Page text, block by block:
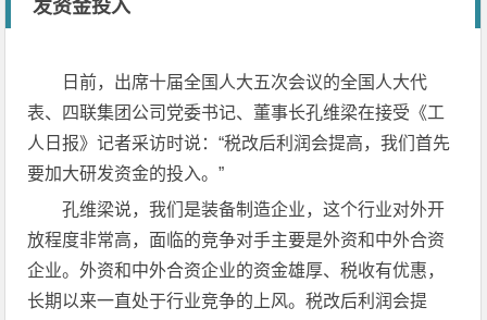
发资金投入
日前，出席十届全国人大五次会议的全国人大代
表、四联集团公司党委书记、董事长孔维梁在接受《工
人日报》记者采访时说：“税改后利润会提高，我们首先
要加大研发资金的投入。”
孔维梁说，我们是装备制造企业，这个行业对外开
放程度非常高，面临的竞争对手主要是外资和中外合资
企业。外资和中外合资企业的资金雄厚、税收有优惠，
长期以来一直处于行业竞争的上风。税改后利润会提